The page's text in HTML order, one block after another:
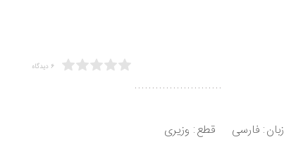
6 دیدگاه
.........................
زبان فارسی قطع وزیری